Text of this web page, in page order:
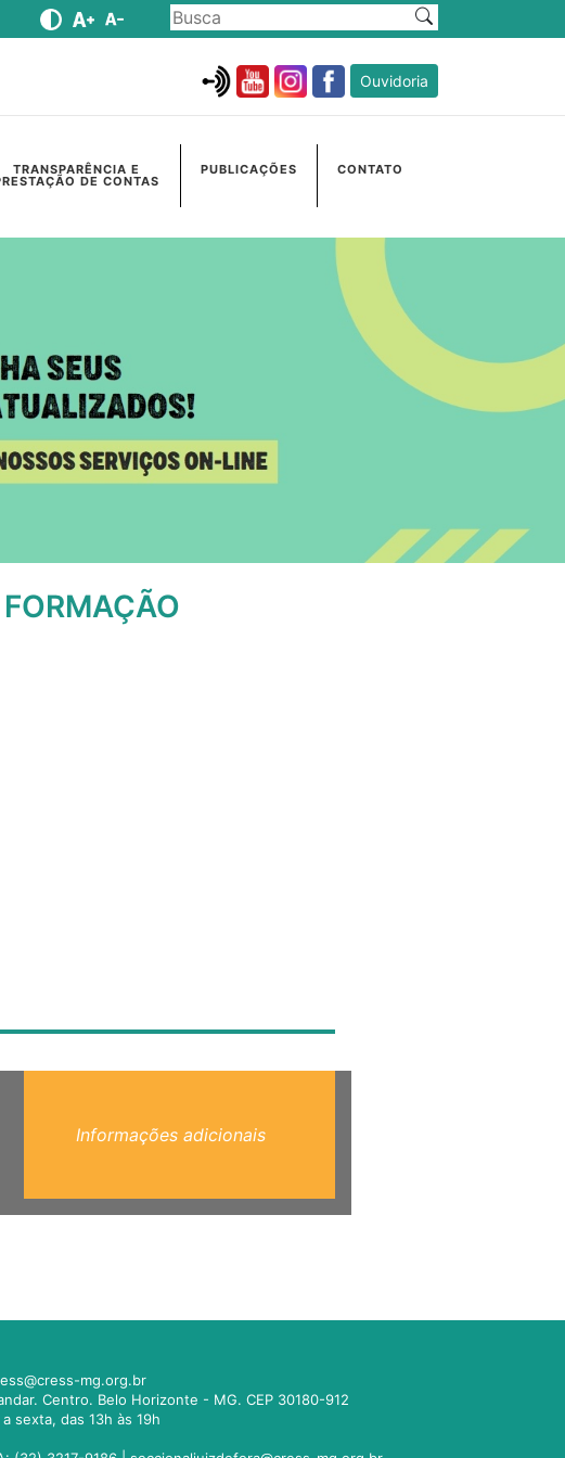
Ouvidoria
TRANSPARÊNCIA E
DE CONTAS
PUBLICAÇÕES CONTATO
Informações adicionais
mg.org.br
Centro. Belo Horizonte - MG. CEP 30180-912
sexta, das 13h às 19h